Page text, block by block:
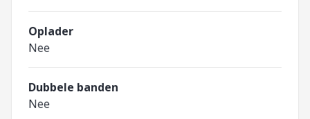
Oplader
Nee
Dubbele banden
Nee